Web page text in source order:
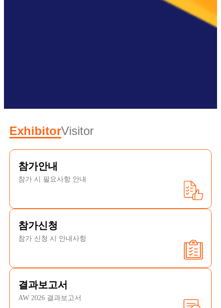
ExhibitorVisitor
참가안내
참가 시 필요사항 안내
참가신청
참가 신청 시 안내사항
결과보고서
AW 2026 결과보고서